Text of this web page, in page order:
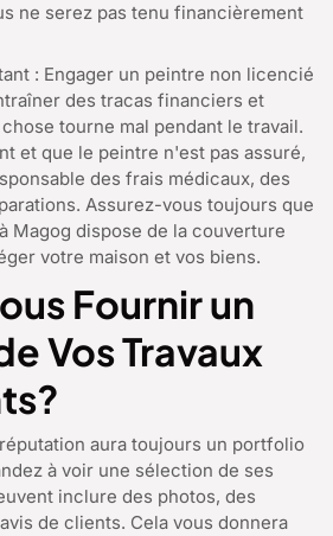
ne serez pas tenu financièrement
: Engager un peintre non licencié
des tracas financiers et
tourne mal pendant le travail.
et que le peintre n'est pas assuré,
des frais médicaux, des
Assurez-vous toujours que
Magog dispose de la couverture
votre maison et vos biens.
Fournir un
Vos Travaux
aura toujours un portfolio
à voir une sélection de ses
inclure des photos, des
de clients. Cela vous donnera